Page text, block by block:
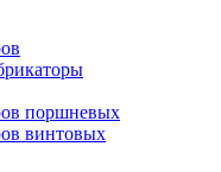
поршневых
винтовых